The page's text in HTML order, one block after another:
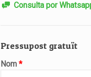
Consulta por
Pressupost gratuït
Nom*